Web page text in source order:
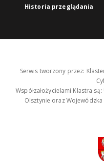
Historia przeglądania
Serwis tworzony przez:
Współzałożycielami Klastra
Olsztynie oraz